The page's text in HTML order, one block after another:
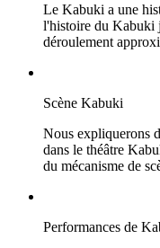
Le Kabuki a une
l'histoire du Kabuki
déroulement
Scène Kabuki
Nous expliquerons
dans le théâtre
du mécanisme de
Performances de